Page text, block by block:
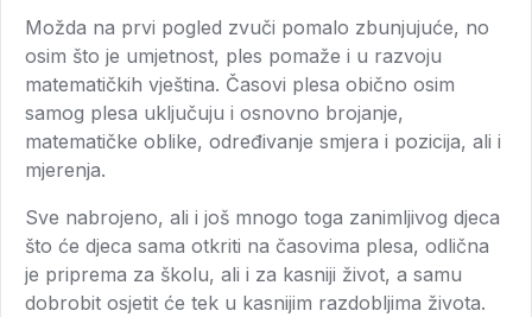
Možda na prvi pogled zvuči pomalo zbunjujuće, no
osim što je umjetnost, ples pomaže i u razvoju
matematičkih vještina. Časovi plesa obično osim
samog plesa uključuju i osnovno brojanje,
matematičke oblike, određivanje smjera i pozicija, ali i
mjerenja.
Sve nabrojeno, ali i još mnogo toga zanimljivog djeca
što će djeca sama otkriti na časovima plesa, odlična
je priprema za školu, ali i za kasniji život, a samu
dobrobit osjetit će tek u kasnijim razdobljima života.